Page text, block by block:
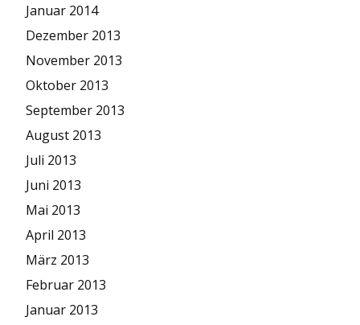
Januar 2014
Dezember 2013
November 2013
Oktober 2013
September 2013
August 2013
Juli 2013
Juni 2013
Mai 2013
April 2013
März 2013
Februar 2013
Januar 2013